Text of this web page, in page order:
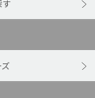
す